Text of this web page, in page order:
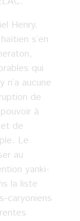
Henry.
s’en
qui
aucune
de
à
de
Le
au
yanki-
la liste
caryoniens